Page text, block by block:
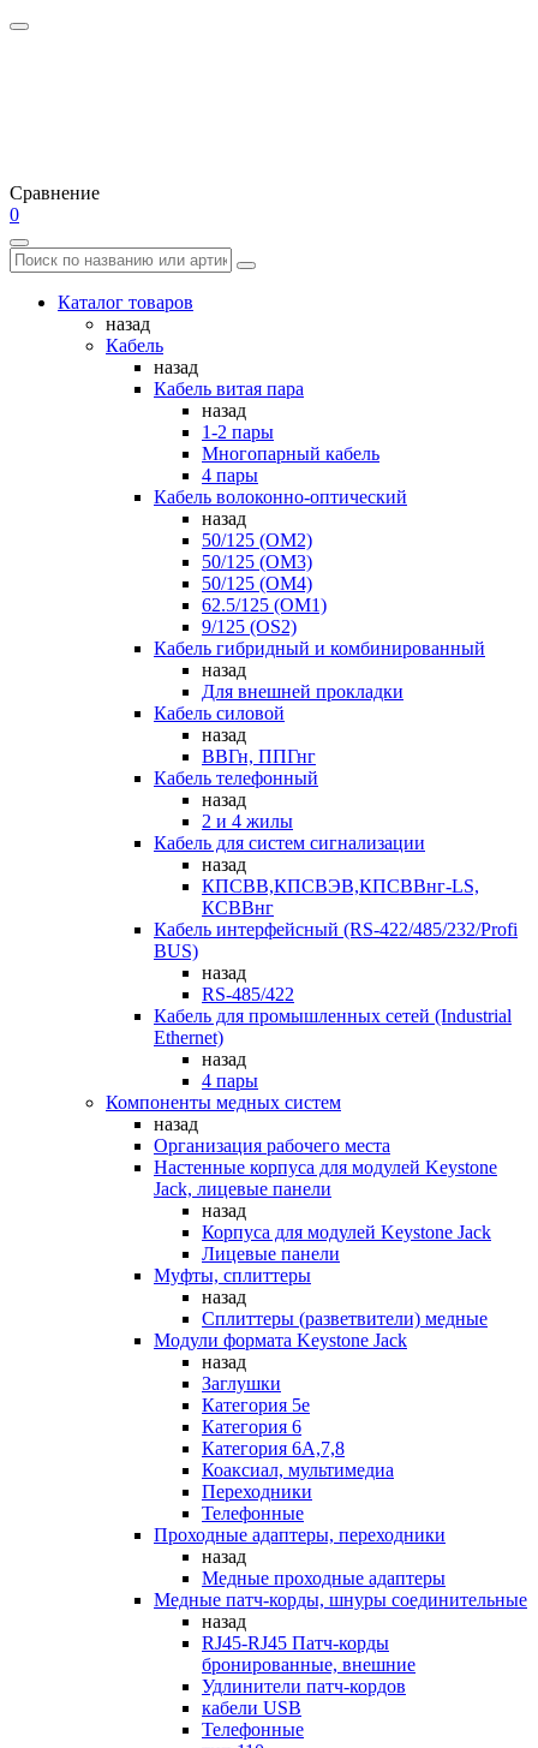
Сравнение
0
Каталог товаров
назад
Кабель
назад
Кабель витая пара
назад
1-2 пары
Многопарный кабель
4 пары
Кабель волоконно-оптический
назад
50/125 (OM2)
50/125 (OM3)
50/125 (OM4)
62.5/125 (OM1)
9/125 (OS2)
Кабель гибридный и комбинированный
назад
Для внешней прокладки
Кабель силовой
назад
ВВГн, ППГнг
Кабель телефонный
назад
2 и 4 жилы
Кабель для систем сигнализации
назад
КПСВВ,КПСВЭВ,КПСВВнг-LS,
КСВВнг
Кабель интерфейсный (RS-422/485/232/Profi
BUS)
назад
RS-485/422
Кабель для промышленных сетей (Industrial
Ethernet)
назад
4 пары
Компоненты медных систем
назад
Организация рабочего места
Настенные корпуса для модулей Keystone
Jack, лицевые панели
назад
Корпуса для модулей Keystone Jack
Лицевые панели
Муфты, сплиттеры
назад
Сплиттеры (разветвители) медные
Модули формата Keystone Jack
назад
Заглушки
Категория 5е
Категория 6
Категория 6А,7,8
Коаксиал, мультимедиа
Переходники
Телефонные
Проходные адаптеры, переходники
назад
Медные проходные адаптеры
Медные патч-корды, шнуры соединительные
назад
RJ45-RJ45 Патч-корды
бронированные, внешние
Удлинители патч-кордов
кабели USB
Телефонные